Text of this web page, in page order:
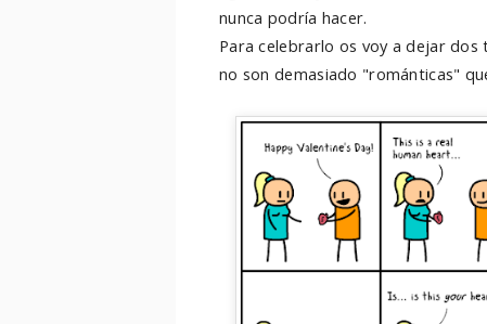
nunca podría hacer.
Para celebrarlo os voy a dejar dos
no son demasiado "románticas"